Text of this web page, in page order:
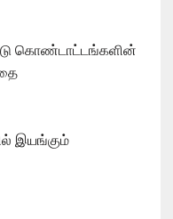
கொண்டாட்டங்களின்
இயங்கும்